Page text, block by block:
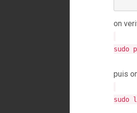
on
sudo
puis
sudo